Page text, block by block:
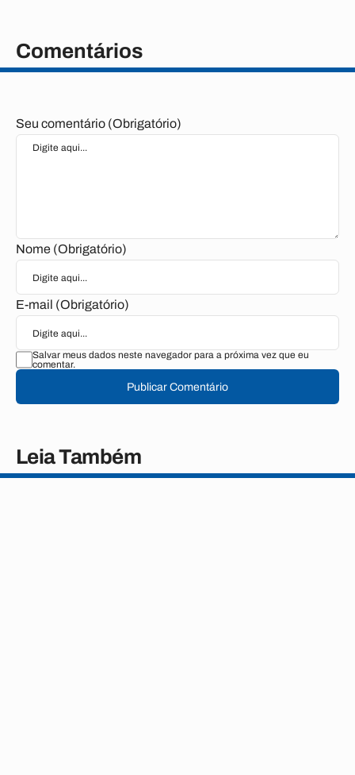
Comentários
Seu comentário (Obrigatório)
Nome (Obrigatório)
E-mail (Obrigatório)
Salvar meus dados neste navegador para a próxima vez que eu
comentar.
Publicar Comentário
Leia Também